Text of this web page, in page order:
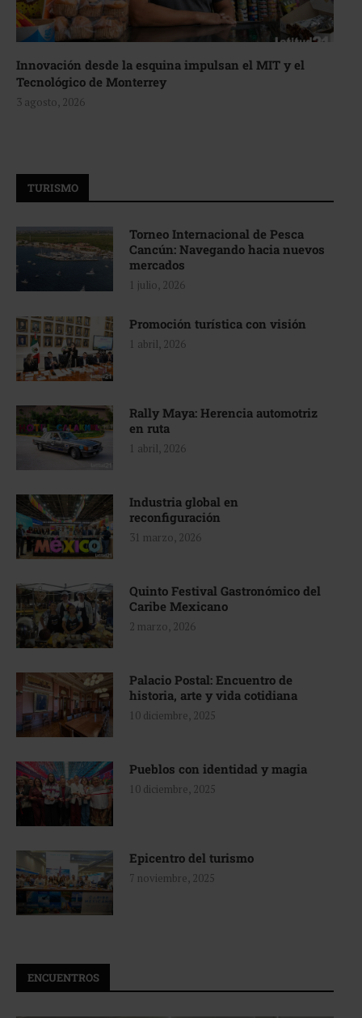
Innovación desde la esquina impulsan el MIT y el
Tecnológico de Monterrey
3 agosto, 2026
TURISMO
Torneo Internacional de Pesca
Cancún: Navegando hacia nuevos
mercados
1 julio, 2026
Promoción turística con visión
1 abril, 2026
Rally Maya: Herencia automotriz
en ruta
1 abril, 2026
Industria global en
reconfiguración
31 marzo, 2026
Quinto Festival Gastronómico del
Caribe Mexicano
2 marzo, 2026
Palacio Postal: Encuentro de
historia, arte y vida cotidiana
10 diciembre, 2025
Pueblos con identidad y magia
10 diciembre, 2025
Epicentro del turismo
7 noviembre, 2025
ENCUENTROS